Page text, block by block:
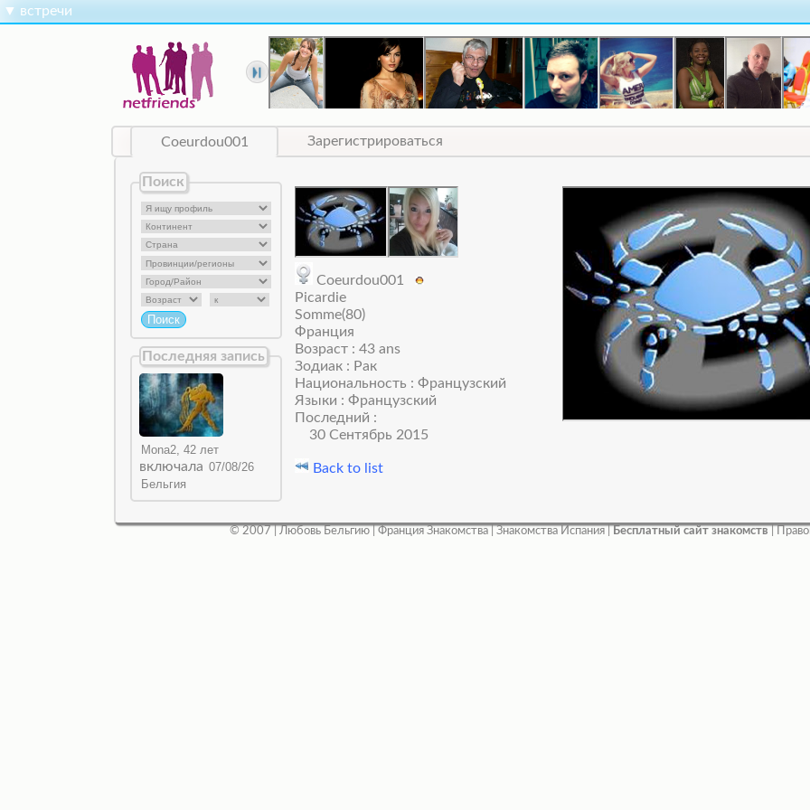
▼ встречи
Coeurdou001 Зарегистрироваться
Поиск
Последняя запись
включала
Coeurdou001
Picardie
Somme(80)
Франция
Возраст : 43 ans
Зодиак : Рак
Национальность : Французский
Языки : Французский
Последний :
30 Сентябрь 2015
Back to list
© 2007 | Любовь Бельгию Франция Знакомства Знакомства Испания Бесплатный сайт знакомств